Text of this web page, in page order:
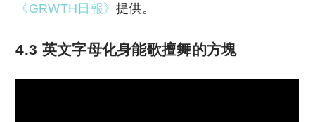
《GRWTH日報》提供。
4.3 英文字母化身能歌擅舞的方塊